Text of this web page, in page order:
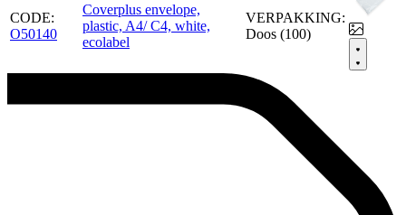
CODE:
O50140
Coverplus envelope,
plastic, A4/ C4, white,
ecolabel
VERPAKKING:
Doos (100)